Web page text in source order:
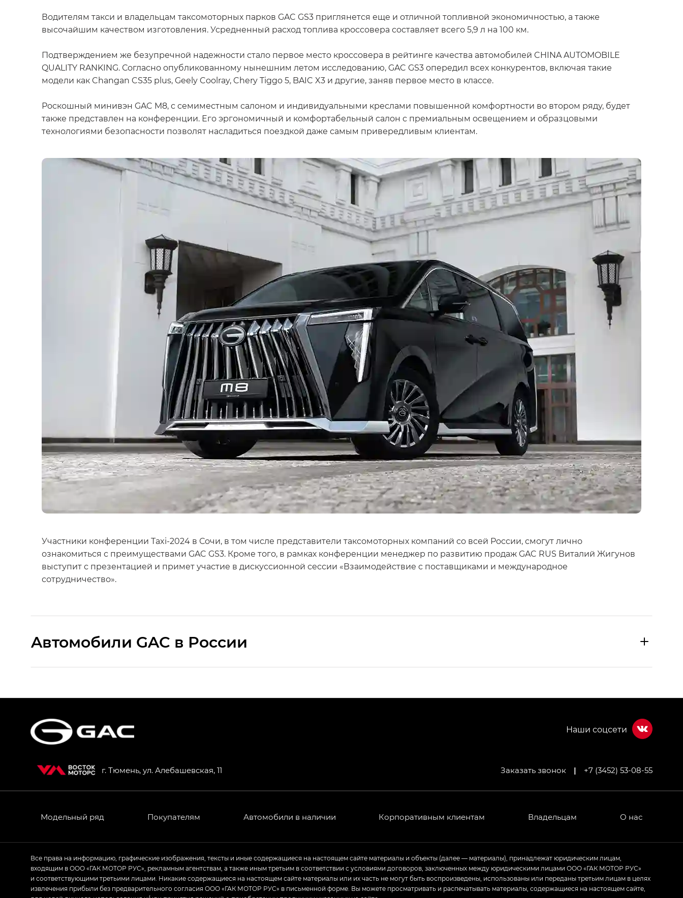
Водителям такси и владельцам таксомоторных парков GAC GS3 приглянется еще и отличной топливной экономичностью, а также
высочайшим качеством изготовления. Усредненный расход топлива кроссовера составляет всего 5,9 л на 100 км.
Подтверждением же безупречной надежности стало первое место кроссовера в рейтинге качества автомобилей CHINA AUTOMOBILE
QUALITY RANKING. Согласно опубликованному нынешним летом исследованию, GAC GS3 опередил всех конкурентов, включая такие
модели как Changan CS35 plus, Geely Coolray, Chery Tiggo 5, BAIC X3 и другие, заняв первое место в классе.
Роскошный минивэн GAC M8, с семиместным салоном и индивидуальными креслами повышенной комфортности во втором ряду, будет
также представлен на конференции. Его эргономичный и комфортабельный салон с премиальным освещением и образцовыми
технологиями безопасности позволят насладиться поездкой даже самым привередливым клиентам.
Участники конференции Taxi-2024 в Сочи, в том числе представители таксомоторных компаний со всей России, смогут лично
ознакомиться с преимуществами GAC GS3. Кроме того, в рамках конференции менеджер по развитию продаж GAC RUS Виталий Жигунов
выступит с презентацией и примет участие в дискуссионной сессии «Взаимодействие с поставщиками и международное
сотрудничество».
Aвтомобили GAC в России
HYPTEC HT — Хайптек Эйч Ти (HYPTEC HT) в комплектации Экс ПРЕМИУМ — EX PREMIUM
GL
GS4 — Джи Эс 4 (GS4) в комплектациях Джи Би Передний привод — GB 2WD, Джи Би Полный привод — GB AWD, Джи Эль Полный привод —
Empow — Эмпау (Empow) в комплектации Джи Эс — GS, Джи Эль с элементы экстерьера в спортивном стиле — GL (S-Style)
г. Тюмень, ул. Алебашевская, 11 Заказать звонок | +7 (3452) 53-08-55
Модельный ряд Покупателям Автомобили в наличии Корпоративным клиентам Владельцам О нас
Все права на информацию, графические изображения, тексты и иные содержащиеся на настоящем сайте материалы и объекты (далее — материалы), принадлежат юридическим лицам,
входящим в ООО «ГАК МОТОР РУС», рекламным агентствам, а также иным третьим в соответствии с условиями договоров, заключенных между юридическими лицами ООО «ГАК МОТОР РУС»
и соответствующими третьими лицами. Никакие содержащиеся на настоящем сайте материалы или их часть не могут быть воспроизведены, использованы или переданы третьим лицам в целях
извлечения прибыли без предварительного согласия ООО «ГАК МОТОР РУС» в письменной форме. Вы можете просматривать и распечатывать материалы, содержащиеся на настоящем сайте,